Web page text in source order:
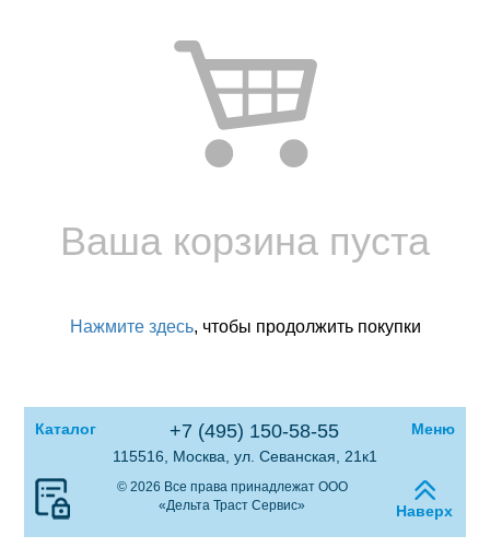
Ваша корзина пуста
Нажмите здесь, чтобы продолжить покупки
Каталог +7 (495) 150-58-55
Меню
115516, Москва, ул. Севанская, 21к1
© 2026 Все права принадлежат ООО
«Дельта Траст Сервис»
Наверх